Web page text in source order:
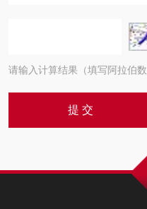
请输入计算结果（填写阿拉伯